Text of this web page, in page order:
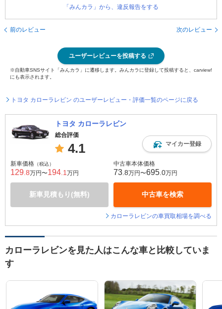
「みんカラ」から、違反報告をする
前のレビュー 次のレビュー
ユーザーレビューを投稿する
※自動車SNSサイト「みんカラ」に遷移します。みんカラに登録して投稿すると、carview!
にも表示されます。
トヨタ カローラレビン のユーザーレビュー・評価一覧のページに戻る
トヨタ カローラレビン
総合評価
4.1 マイカー登録
新車価格 （税込）
129 .8万円〜194 .1 万円
新車見積もり(無料)
中古車本体価格
73 .8万円〜695 .0万円
中古車を検索
カローラレビンの車買取相場を調べる
カローラレビンを見た人はこんな車と比較していま
す